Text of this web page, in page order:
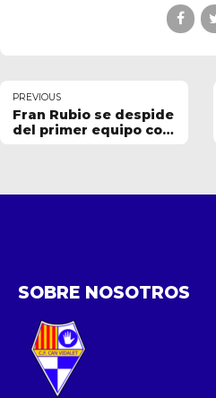
PREVIOUS
Fran Rubio se despide
del primer equipo con
SOBRE NOSOTROS